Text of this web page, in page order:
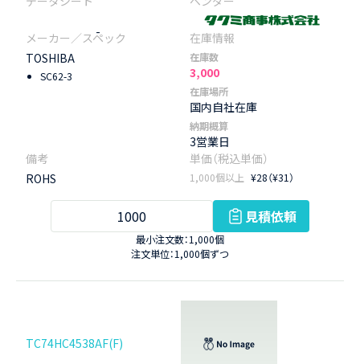
-
TOSHIBA
SC62-3
在庫数
3,000
在庫場所
国内自社在庫
納期概算
3営業日
ROHS 1,000個以上 ¥28（¥31）
見積依頼
最小注文数：1,000個
注文単位：1,000個ずつ
TC74HC4538AF(F)